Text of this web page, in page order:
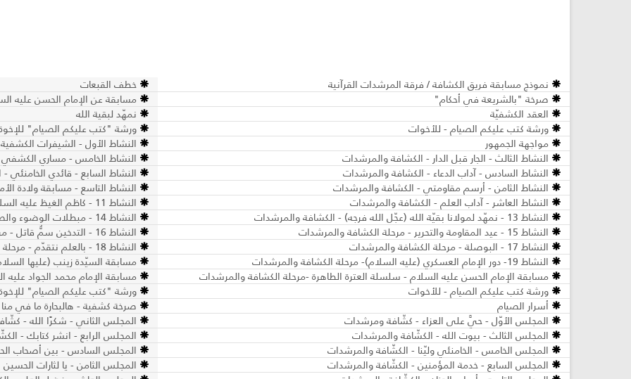
نموذج مسابقة فريق الكشافة / فرقة المرشدات القرآنية
خطف القبعات
صرخة "بالشريعة في أحكام"
مسابقة عن الإمام الحسن عليه
العقد الكشفيّة
نمهّد لبقية الله
ورشة كتب عليكم الصيام - للأخوات
ورشة "كتب عليكم الصيام"
مواجهة الجمهور
النشاط الأول - الشيفرات
النشاط الثالث - الجار قبل الدار - الكشافة والمرشدات
النشاط الخامس - مساري
النشاط السادس - آداب الدعاء - الكشافة والمرشدات
النشاط السابع - قائدي الخامنئي
النشاط الثامن - أرسم مقاومتي - الكشافة والمرشدات
النشاط التاسع - مسابقة ولادة
النشاط العاشر - آداب العلم - الكشافة والمرشدات
النشاط 11 - كاظم الغيظ عليه السلام - الكشافة والمرشدات
النشاط 13 - نمهّد لمولانا بقيّة الله (عجّل الله فرجه) - الكشافة والمرشدات
النشاط 14 - مبطلات الوضوء والصلاة - الكشافة والمرشدات
النشاط 15 - عيد المقاومة والتحرير - مرحلة الكشافة والمرشدات
النشاط 16 - التدخين سمٌّ قاتل - مرحلة الكشافة والمرشدات
النشاط 17 - البوصلة - مرحلة الكشافة والمرشدات
النشاط 18 - بالعلم نتقدّم - مرحلة الكشافة والمرشدات
النشاط 19- دور الإمام العسكري (عليه السلام)- مرحلة الكشافة والمرشدات
مسابقة السيّدة زينب (عليها
مسابقة الإمام الحسن عليه السلام - سلسلة العترة الطاهرة -مرحلة الكشافة والمرشدات
مسابقة الإمام محمد الجواد
ورشة كتب عليكم الصيام - للأخوات
ورشة "كتب عليكم الصيام"
أسرار الصيام
صرخة كشفية - هالبحارة ما في منا
المجلس الأوّل - حيَّ على العزاء - كشّافة ومرشدات
المجلس الثاني - شكرًا الله -
المجلس الثالث - بيوت الله - الكشّافة والمرشدات
المجلس الرابع - انشر كتابك -
المجلس الخامس - الخامنئي وليّنا - الكشّافة والمرشدات
المجلس السادس - بين أصحاب
المجلس السابع - خدمة المؤمنين - الكشّافة والمرشدات
المجلس الثامن - يا لثارات